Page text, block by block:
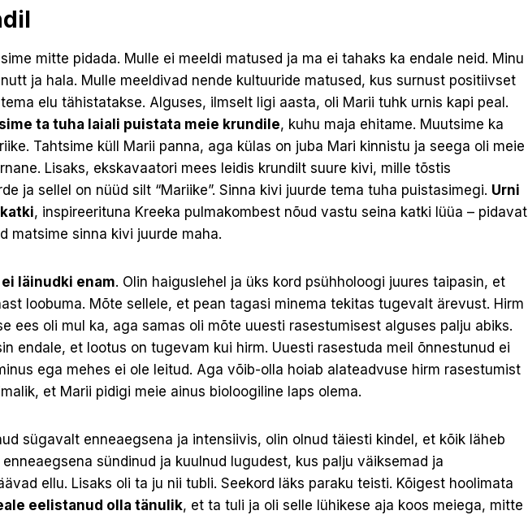
mitte pidada. Mulle ei meeldi matused ja ma ei tahaks ka endale neid. Minu
ja hala. Mulle meeldivad nende kultuuride matused, kus surnust positiivset
elu tähistatakse. Alguses, ilmselt ligi aasta, oli Marii tuhk urnis kapi peal.
ta tuha laiali puistata meie krundile, kuhu maja ehitame. Muutsime ka
Tahtsime küll Marii panna, aga külas on juba Mari kinnistu ja seega oli meie
Lisaks, ekskavaatori mees leidis krundilt suure kivi, mille tõstis
ja sellel on nüüd silt “Mariike”. Sinna kivi juurde tema tuha puistasimegi. Urni
, inspireerituna Kreeka pulmakombest nõud vastu seina katki lüüa – pidavat
matsime sinna kivi juurde maha.
läinudki enam. Olin haiguslehel ja üks kord psühholoogi juures taipasin, et
loobuma. Mõte sellele, et pean tagasi minema tekitas tugevalt ärevust. Hirm
ees oli mul ka, aga samas oli mõte uuesti rasestumisest alguses palju abiks.
endale, et lootus on tugevam kui hirm. Uuesti rasestuda meil õnnestunud ei
ega mehes ei ole leitud. Aga võib-olla hoiab alateadvuse hirm rasestumist
et Marii pidigi meie ainus bioloogiline laps olema.
sügavalt enneaegsena ja intensiivis, olin olnud täiesti kindel, et kõik läheb
enneaegsena sündinud ja kuulnud lugudest, kus palju väiksemad ja
ellu. Lisaks oli ta ju nii tubli. Seekord läks paraku teisti. Kõigest hoolimata
eelistanud olla tänulik, et ta tuli ja oli selle lühikese aja koos meiega, mitte